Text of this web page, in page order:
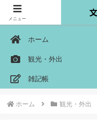
ホーム
観光・外出
雑記帳
ホーム 観光・外出
メニュー